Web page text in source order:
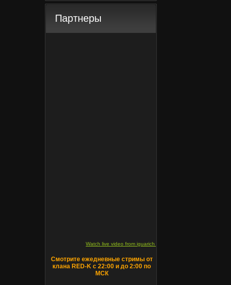
Партнеры
Watch live video from iguarich on ru.twitch.tv
Смотрите ежедневные стримы от
клана RED-K с 22:00 и до 2:00 по
МСК